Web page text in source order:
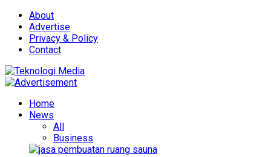
About
Advertise
Privacy & Policy
Contact
Home
News
All
Business